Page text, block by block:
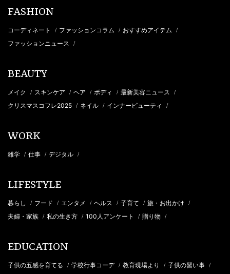
FASHION
コーディネート / ファッションコラム / おすすめアイテム /
ファッションニュース /
BEAUTY
メイク / スキンケア / ヘア / ボディ / 最新美容ニュース /
クリスマスコフレ2025 / ネイル / インナービューティ /
WORK
雑学 / 仕事 / デジタル /
LIFESTYLE
暮らし / フード / エンタメ / ヘルス / 子育て / 旅・お出かけ /
夫婦・家族 / 私の生き方 / 100人アンケート / 贈り物 /
EDUCATION
子供の五感を育てる / 学校行事コーデ / 教育現場より / 子供の習い事 /